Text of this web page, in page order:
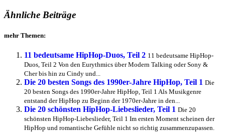
Ähnliche Beiträge
mehr Themen:
11 bedeutsame HipHop-Duos, Teil 2 11 bedeutsame HipHop-
Duos, Teil 2 Von den Eurythmics über Modern Talking oder Sony &
Cher bis hin zu Cindy und...
Die 20 besten Songs des 1990er-Jahre HipHop, Teil 1 Die
20 besten Songs des 1990er-Jahre HipHop, Teil 1 Als Musikgenre
entstand der HipHop zu Beginn der 1970er-Jahre in den...
Die 20 schönsten HipHop-Liebeslieder, Teil 1 Die 20
schönsten HipHop-Liebeslieder, Teil 1 Im ersten Moment scheinen der
HipHop und romantische Gefühle nicht so richtig zusammenzupassen.